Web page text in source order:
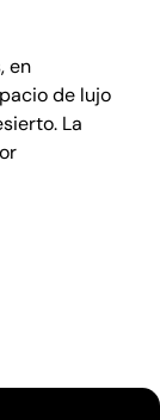
en
de lujo
La